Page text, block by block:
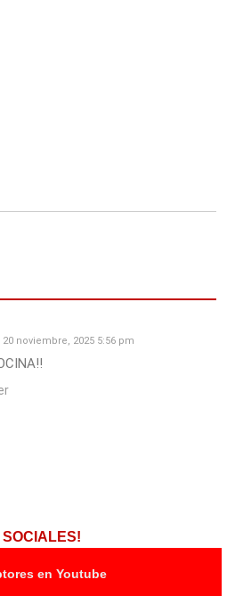
20 noviembre, 2025 5:56 pm
SOCIALES!
en Youtube